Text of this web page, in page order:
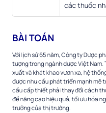
các thuốc
BÀI TOÁN
Với lịch sử 65 năm, Công ty Dược
tượng trong ngành dược Việt Nam.
xuất và khát khao vươn xa, hệ
được nhu cầu phát triển mạnh mẽ
cầu cấp thiết phải thay đổi cách
để nâng cao hiệu quả, tối ưu hóa
trưởng của thị trường.